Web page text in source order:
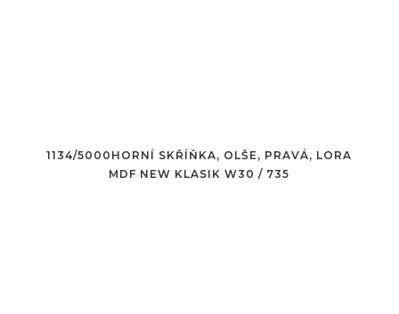
1134/5000HORNÍ SKŘÍŇKA, OLŠE, PRAVÁ, LORA
MDF NEW KLASIK W30 / 735